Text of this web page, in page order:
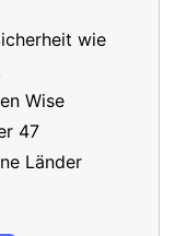
wie
Wise
47
Länder